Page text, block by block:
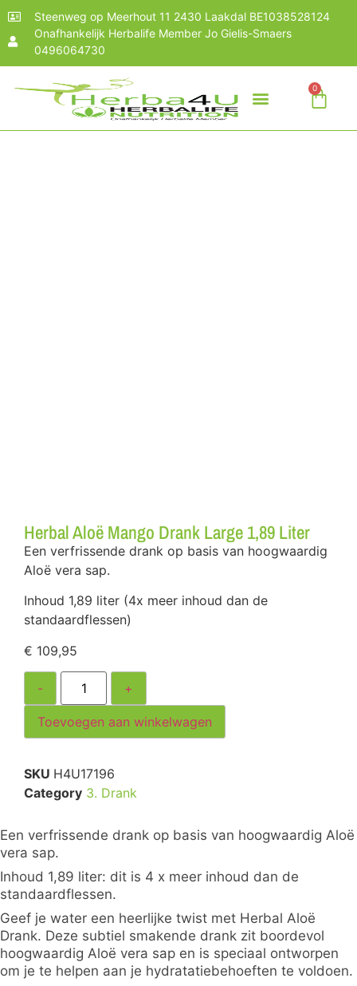
Steenweg op Meerhout 11 2430 Laakdal BE1038528124
Onafhankelijk Herbalife Member Jo Gielis-Smaers
0496064730
0
Herbal Aloë Mango Drank Large 1,89 Liter
Een verfrissende drank op basis van hoogwaardig
Aloë vera sap.
Inhoud 1,89 liter (4x meer inhoud dan de
standaardflessen)
€ 109,95
- +
Toevoegen aan winkelwagen
SKU H4U17196
Category 3. Drank
Een verfrissende drank op basis van hoogwaardig Aloë
vera sap.
Inhoud 1,89 liter: dit is 4 x meer inhoud dan de
standaardflessen.
Geef je water een heerlijke twist met Herbal Aloë
Drank. Deze subtiel smakende drank zit boordevol
hoogwaardig Aloë vera sap en is speciaal ontworpen
om je te helpen aan je hydratatiebehoeften te voldoen.